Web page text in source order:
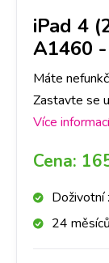
iPad 4
A1460 -
Máte
Zastavte se
bude kamera
hodiny.
Více informací
Cena:
Doživotní
24